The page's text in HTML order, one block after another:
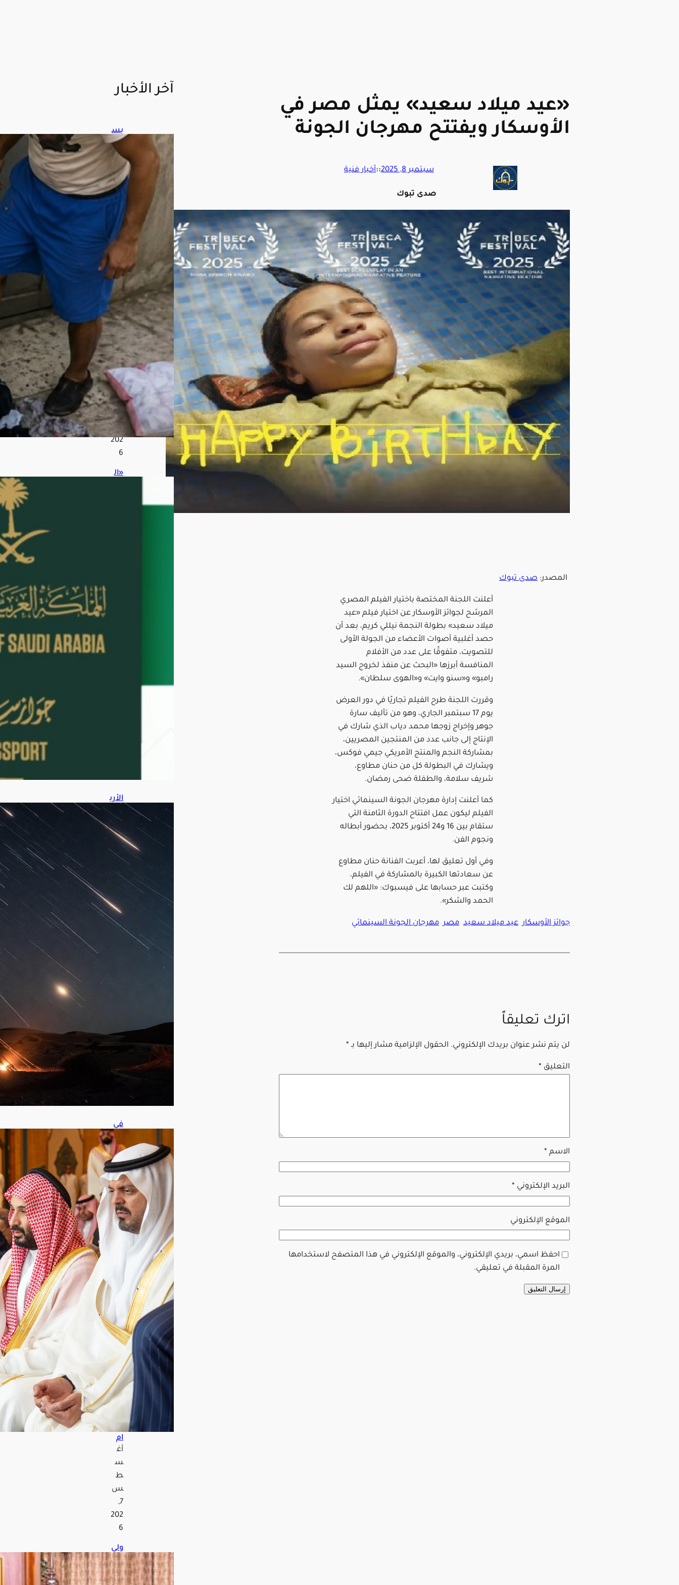
«عيد ميلاد سعيد» يمثل مصر في
الأوسكار ويفتتح مهرجان الجونة
سبتمبر 8, 2025 ::أخبار فنية
صدى تبوك
المصدر: صدى تبوك
أعلنت اللجنة المختصة باختيار الفيلم المصري
المرشح لجوائز الأوسكار عن اختيار فيلم «عيد
ميلاد سعيد» بطولة النجمة نيللي كريم، بعد أن
حصد أغلبية أصوات الأعضاء من الجولة الأولى
للتصويت، متفوقًا على عدد من الأفلام
المنافسة أبرزها «البحث عن منفذ لخروج السيد
رامبو» و«سنو وايت» و«الهوى سلطان».
وقررت اللجنة طرح الفيلم تجاريًا في دور العرض
يوم 17 سبتمبر الجاري، وهو من تأليف سارة
جوهر وإخراج زوجها محمد دياب الذي شارك في
الإنتاج إلى جانب عدد من المنتجين المصريين،
بمشاركة النجم والمنتج الأمريكي جيمي فوكس،
ويشارك في البطولة كل من حنان مطاوع،
شريف سلامة، والطفلة ضحى رمضان.
كما أعلنت إدارة مهرجان الجونة السينمائي اختيار
الفيلم ليكون عمل افتتاح الدورة الثامنة التي
ستقام بين 16 و24 أكتوبر 2025، بحضور أبطاله
ونجوم الفن.
وفي أول تعليق لها، أعربت الفنانة حنان مطاوع
عن سعادتها الكبيرة بالمشاركة في الفيلم،
وكتبت عبر حسابها على فيسبوك: «اللهم لك
الحمد والشكر».
جوائز الأوسكار عيد ميلاد سعيد مصر مهرجان الجونة السينمائي
اترك تعليقاً
لن يتم نشر عنوان بريدك الإلكتروني. الحقول الإلزامية مشار إليها بـ *
التعليق *
الاسم *
البريد الإلكتروني *
الموقع الإلكتروني
احفظ اسمي، بريدي الإلكتروني، والموقع الإلكتروني في هذا المتصفح لاستخدامها
المرة المقبلة في تعليقي.
آخر الأخبار
بس
بب
الم
خدر
ات..
شا
ب
يطر
د
والد
الم
سن
ويت
عد
ى
علي
بال
س
ب
أغ
س
ط
س
7,
202
6
«ال
الأرب
عاء
الم
قبل
.. 4
ظوا
هر
ية
ثنائي
ة
تزيّ
ن
ة
س
7,
6
في
مش
هد
يج
سد
وحد
ة
الص
ف..
ولي
الع
هبا
يف
يؤد
ون
صلا
الج
مع
ة
بالم
س
الحر
ام
أغ
س
ط
س
7,
202
6
ولي
الع
هد
يلتق